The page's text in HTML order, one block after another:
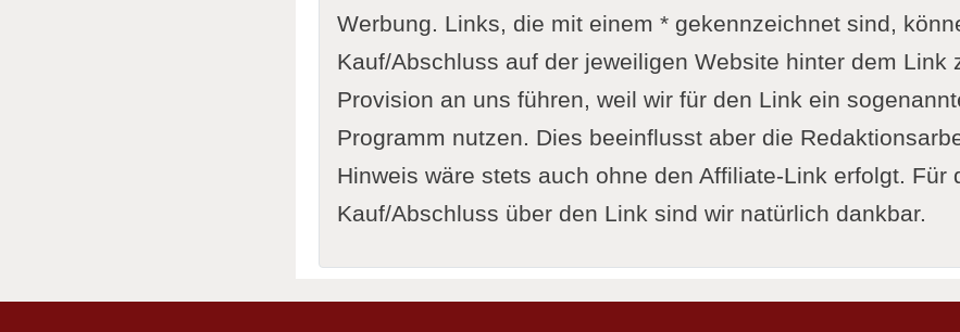
Werbung. Links, die mit einem * gekennzeichnet sind,
Kauf/Abschluss auf der jeweiligen Website hinter dem Link
Provision an uns führen, weil wir für den Link ein
Programm nutzen. Dies beeinflusst aber die
Hinweis wäre stets auch ohne den Affiliate-Link erfolgt. Für
Kauf/Abschluss über den Link sind wir natürlich dankbar.